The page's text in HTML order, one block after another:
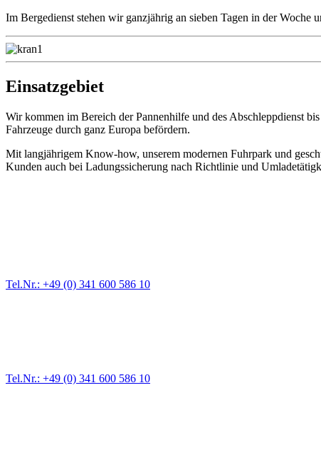
Im Bergedienst stehen wir ganzjährig an sieben Tagen in der Woche
Einsatzgebiet
Wir kommen im Bereich der Pannenhilfe und des Abschleppdienst
Fahrzeuge durch ganz Europa befördern.
Mit langjährigem Know-how, unserem modernen Fuhrpark und
Kunden auch bei Ladungssicherung nach Richtlinie und
Tel.Nr.: +49 (0) 341 600 586 10
Tel.Nr.: +49 (0) 341 600 586 10